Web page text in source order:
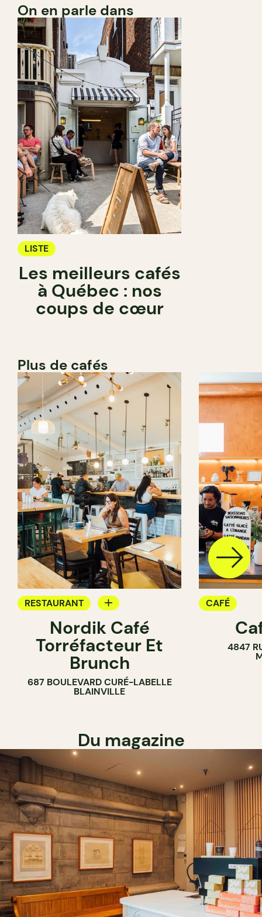
On en parle dans
LISTE
Les meilleurs cafés
à Québec : nos
coups de cœur
Plus de cafés
RESTAURANT
Nordik Café
Torréfacteur Et
Brunch
687 BOULEVARD CURÉ-LABELLE
BLAINVILLE
CAFÉ
4847
Du magazine